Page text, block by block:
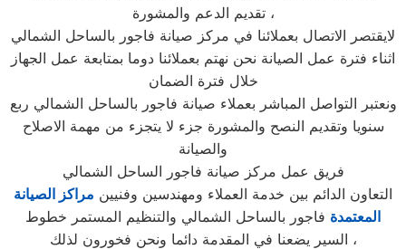
تقديم الدعم والمشورة ،
لايقتصر الاتصال بعملائنا في مركز صيانة فاجور بالساحل الشمالي
اثناء فترة عمل الصيانة نحن نهتم بعملائنا دوما بمتابعة عمل الجهاز
خلال فترة الضمان
ونعتبر التواصل المباشر بعملاء صيانة فاجور بالساحل الشمالي ربع
سنويا وتقديم النصح والمشورة جزء لا يتجزء من مهمة الاصلاح
والصيانة
فريق عمل مركز صيانة فاجور الساحل الشمالي
التعاون الدائم بين خدمة العملاء ومهندسين وفنيين مراكز الصيانة
المعتمدة فاجور بالساحل الشمالي والتنظيم المستمر خطوط
السير يضعنا في المقدمة دائما ونحن فخورون لذلك ،